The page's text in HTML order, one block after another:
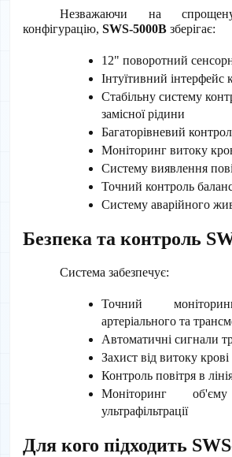
Незважаючи на
конфігурацію, SWS-5000B зберігає:
12" поворотний
Інтуїтивний інтерфейс
Стабільну систему
замісної рідини
Багаторівневий
Моніторинг витоку
Систему виявлення
Точний контроль
Систему аварійного
Безпека та контроль
Система забезпечує:
Точний
артеріального та
Автоматичні сигнали
Захист від витоку крові
Контроль повітря в
Моніторинг
ультрафільтрації
Для кого підходить